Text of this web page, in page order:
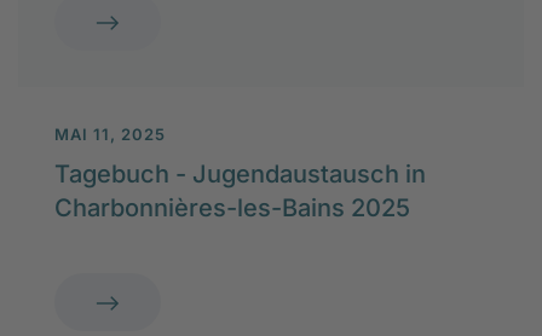
MAI 11, 2025
Tagebuch - Jugendaustausch in
Charbonnières-les-Bains 2025